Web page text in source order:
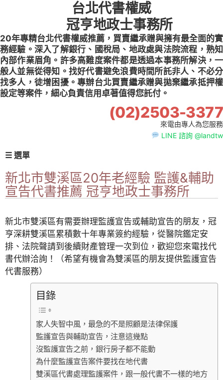
台北代書權威
冠亨地政士事務所
20年專精台北代書權威推薦，買賣繼承贈與擁有最全面的實
務經驗。深入了解銀行、國稅局、地政處與法院流程，熟知
內部作業眉角。許多高難度案件都是透過本事務所解決，一
般人並無從得知。找好代書避免浪費時間所託非人、不必分
找多人，徒增困擾。專辦台北買賣繼承贈與拋棄繼承抵押權
設定等案件，細心負責信用卓著值得您託付。
(02)2503-3377
來電由專人為您服務
LINE 諮詢 @landtw
☰ 選單
新北市雙溪區20年老經驗 監護&輔助
宣告代書推薦 冠亨地政士事務所
新北市雙溪區有需要辦理監護宣告或輔助宣告的朋友，冠
亨深耕雙溪區累積數十年專業簽約經驗，從醫院鑑定安
排、法院聲請到後續財產管理一次到位，歡迎您來電找代
書代辦洽詢！（希望有機會為雙溪區的朋友提供監護宣告
代書服務）
目錄
家人失智中風，最急的不是照顧是法律保護
監護宣告與輔助宣告，注意這幾點
沒監護宣告之前，銀行房子都不能動
為什麼監護宣告案件要找在地代書
雙溪區代書處理監護案件，跟一般代書不一樣的地方